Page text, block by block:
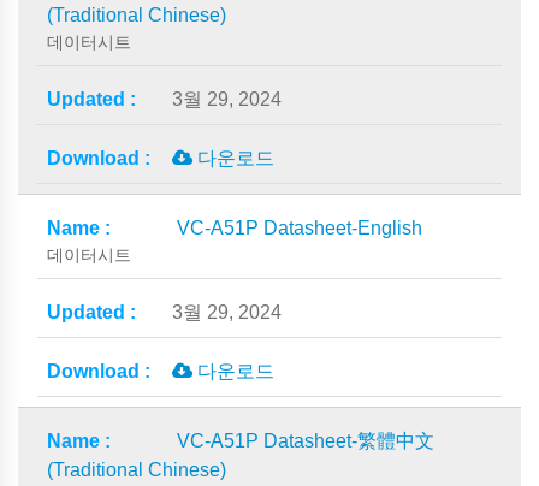
(Traditional Chinese)
데이터시트
3월 29, 2024
다운로드
VC-A51P Datasheet-English
데이터시트
3월 29, 2024
다운로드
VC-A51P Datasheet-繁體中文
(Traditional Chinese)